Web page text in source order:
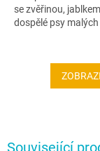
se zvěřinou,
dospělé psy